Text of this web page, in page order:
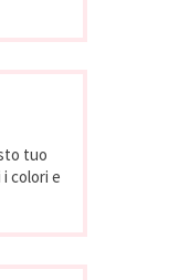
tuo
colori e